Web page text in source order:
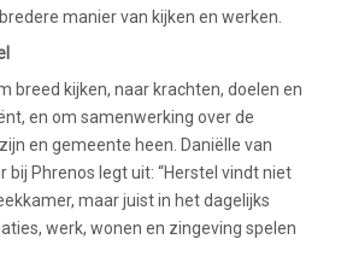
manier van kijken en werken.
breed kijken, naar krachten, doelen en
en om samenwerking over de
en gemeente heen. Daniëlle van
bij Phrenos legt uit: “Herstel vindt niet
maar juist in het dagelijks
werk, wonen en zingeving spelen